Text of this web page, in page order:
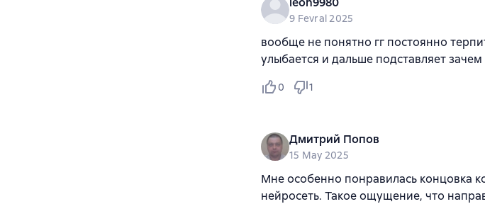
9 Fevral 2025
вообще не понятно гг постоянно
улыбается и дальше подставляет
0 1
Дмитрий Попов
15 May 2025
Мне особенно понравилась концовка
нейросеть. Такое ощущение, что